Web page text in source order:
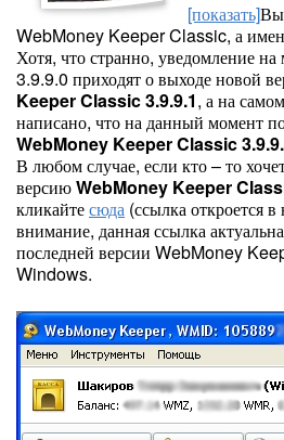
[показать]
WebMoney Keeper Classic, а
Хотя, что странно, уведомление
3.9.9.0 приходят о выходе новой
Keeper Classic 3.9.9.1, а на
написано, что на данный момент
WebMoney Keeper Classic
В любом случае, если кто – то
версиюWebMoney Keeper
кликайтесюда (ссылка откроется
внимание, данная ссылка
последней версии WebMoney
Windows.